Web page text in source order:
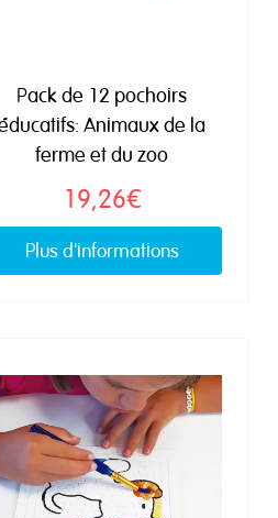
Pack de 12 pochoirs
Animaux de la
ferme et du zoo
19,26€
Plus d'informations